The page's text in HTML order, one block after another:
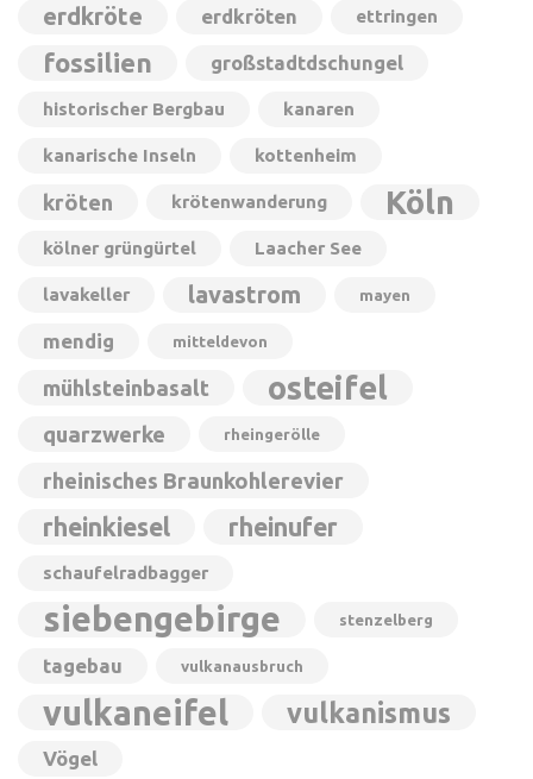
erdkröte erdkröten ettringen
fossilien großstadtdschungel
historischer Bergbau kanaren
kanarische Inseln kottenheim
kröten krötenwanderung Köln
kölner grüngürtel Laacher See
lavakeller lavastrom mayen
mendig mitteldevon
mühlsteinbasalt osteifel
quarzwerke rheingerölle
rheinisches Braunkohlerevier
rheinkiesel rheinufer
schaufelradbagger
siebengebirge stenzelberg
tagebau vulkanausbruch
vulkaneifel vulkanismus
Vögel